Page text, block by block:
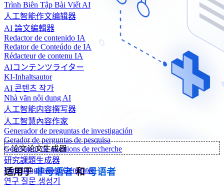
Trình Biên Tập Bài Viết AI
人工智能作文编辑器
AI 論文編輯器
Redactor de contenido IA
Redator de Conteúdo de IA
Rédacteur de contenu IA
AIコンテンツライター
KI-Inhaltsautor
AI 콘텐츠 작가
Nhà văn nội dung AI
人工智能内容撰写器
人工智慧內容作家
Generador de preguntas de investigación
Gerador de perguntas de pesquisa
Générateur de questions de recherche
研究課題生成器
Forschungsfragen-Generator
연구 질문 생성기
✨论文论文生成器
适用于非母语者和母语者